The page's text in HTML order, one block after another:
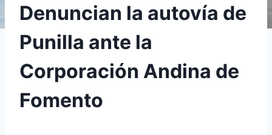
Denuncian la autovía de
Punilla ante la
Corporación Andina de
Fomento